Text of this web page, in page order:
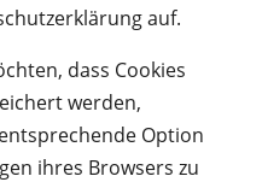
auf.
dass Cookies
werden,
Option
ihres Browsers zu